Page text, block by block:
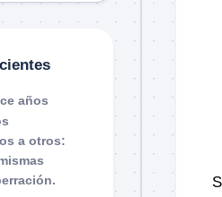
años
a otros: